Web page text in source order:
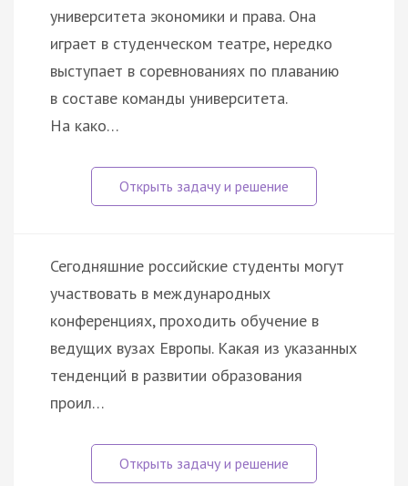
университета экономики и права. Она
играет в студенческом театре, нередко
выступает в соревнованиях по плаванию
в составе команды университета.
На како…
Сегодняшние российские студенты могут
участвовать в международных
конференциях, проходить обучение в
ведущих вузах Европы. Какая из указанных
тенденций в развитии образования
проил…